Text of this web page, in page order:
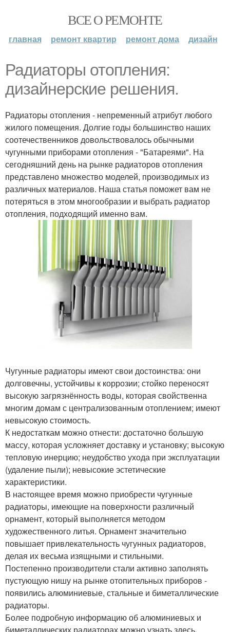
ВСЕ О РЕМОНТЕ
главная ремонт квартир ремонт дома дизайн
Радиаторы отопления:
дизайнерские решения.
Радиаторы отопления - непременный атрибут любого
жилого помещения. Долгие годы большинство наших
соотечественников довольствовалось обычными
чугунными приборами отопления - "Батареями". На
сегодняшний день на рынке радиаторов отопления
представлено множество моделей, производимых из
различных материалов. Наша статья поможет вам не
потеряться в этом многообразии и выбрать радиатор
отопления, подходящий именно вам.
Чугунные радиаторы имеют свои достоинства: они
долговечны, устойчивы к коррозии; стойко переносят
высокую загрязнённость воды, которая свойственна
многим домам с централизованным отоплением; имеют
невысокую стоимость.
К недостаткам можно отнести: достаточно большую
массу, которая усложняет доставку и установку; высокую
тепловую инерцию; неудобство ухода при эксплуатации
(удаление пыли); невысокие эстетические
характеристики.
В настоящее время можно приобрести чугунные
радиаторы, имеющие на поверхности различный
орнамент, который выполняется методом
художественного литья. Орнамент значительно
повышает привлекательность чугунных радиаторов,
делая их весьма изящными и стильными.
Постепенно производители стали активно заполнять
пустующую нишу на рынке отопительных приборов -
появились алюминиевые, стальные и биметаллические
радиаторы.
Более подробную информацию об алюминиевых и
биметаллических радиаторах можно узнать здесь.